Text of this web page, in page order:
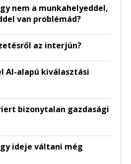
nem a munkahelyeddel,
van problémád?
az interjún?
AI-alapú kiválasztási
bizonytalan gazdasági
ideje váltani még